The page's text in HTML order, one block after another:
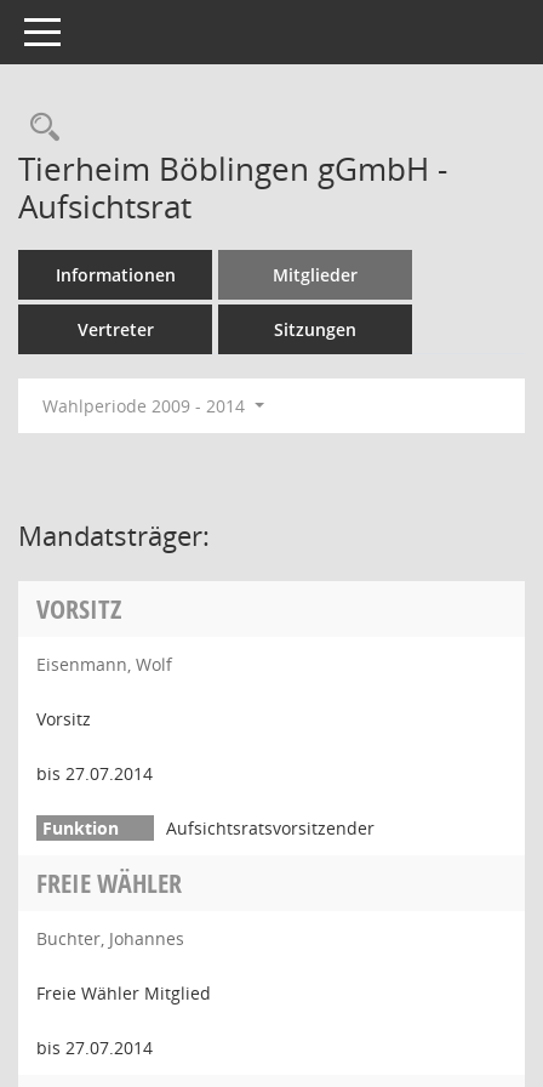
Toggle navigation
Rechercheauswahl
Tierheim Böblingen gGmbH -
Aufsichtsrat
Informationen Mitglieder
Vertreter Sitzungen
Wahlperiode 2009 - 2014
Mandatsträger:
VORSITZ
Eisenmann, Wolf
Vorsitz
bis 27.07.2014
Aufsichtsratsvorsitzender
FREIE WÄHLER
Buchter, Johannes
Freie Wähler Mitglied
bis 27.07.2014